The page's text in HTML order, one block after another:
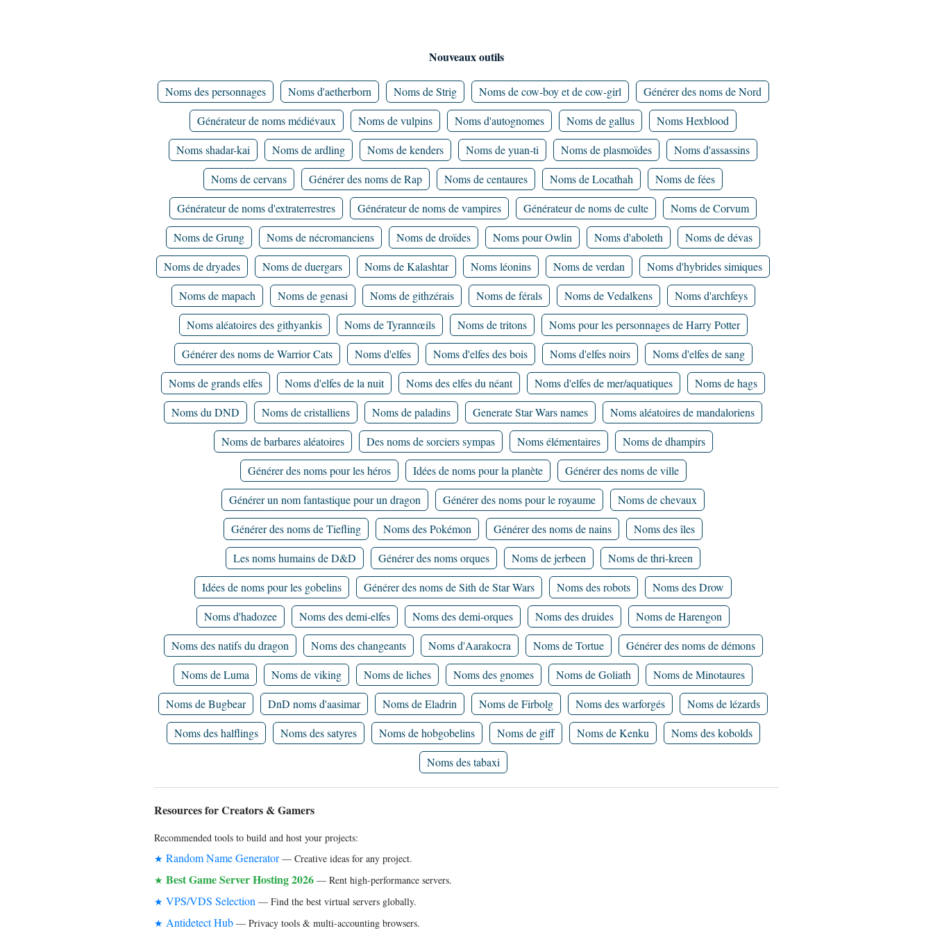
Nouveaux outils
Noms des personnages Noms d'aetherborn Noms de Strig Noms de cow-boy et de cow-girl
Générer des noms de Nord
Générateur de noms médiévaux
Noms de vulpins Noms d'autognomes Noms de gallus
Noms Hexblood
Noms shadar-kai
Noms de ardling Noms de kenders Noms de yuan-ti Noms de plasmoïdes
Noms d'assassins
Noms de cervans
Générer des noms de Rap Noms de centaures Noms de Locathah
Noms de fées
Générateur de noms d'extraterrestres
Générateur de noms de vampires Générateur de noms de culte
Noms de Corvum
Noms de Grung
Noms de nécromanciens Noms de droïdes Noms pour Owlin Noms d'aboleth
Noms de dévas
Noms de dryades
Noms de duergars Noms de Kalashtar Noms léonins Noms de verdan
Noms d'hybrides simiques
Noms de mapach
Noms de genasi Noms de githzérais Noms de férals Noms de Vedalkens
Noms d'archfeys
Noms aléatoires des githyankis
Noms de Tyrannœils Noms de tritons
Noms pour les personnages de Harry Potter
Générer des noms de Warrior Cats
Noms d'elfes Noms d'elfes des bois Noms d'elfes noirs
Noms d'elfes de sang
Noms de grands elfes
Noms d'elfes de la nuit Noms des elfes du néant Noms d'elfes de mer/aquatiques
Noms de hags
Noms du DND
Noms de cristalliens Noms de paladins Generate Star Wars names
Noms aléatoires de mandaloriens
Noms de barbares aléatoires
Des noms de sorciers sympas Noms élémentaires
Noms de dhampirs
Générer des noms pour les héros
Idées de noms pour la planète
Générer des noms de ville
Générer un nom fantastique pour un dragon
Générer des noms pour le royaume
Noms de chevaux
Générer des noms de Tiefling
Noms des Pokémon Générer des noms de nains
Noms des îles
Les noms humains de D&D
Générer des noms orques Noms de jerbeen
Noms de thri-kreen
Idées de noms pour les gobelins
Générer des noms de Sith de Star Wars Noms des robots
Noms des Drow
Noms d'hadozee
Noms des demi-elfes Noms des demi-orques Noms des druides
Noms de Harengon
Noms des natifs du dragon
Noms des changeants Noms d'Aarakocra Noms de Tortue
Générer des noms de démons
Noms de Luma
Noms de viking Noms de liches Noms des gnomes Noms de Goliath
Noms de Minotaures
Noms de Bugbear
DnD noms d'aasimar Noms de Eladrin Noms de Firbolg Noms des warforgés
Noms de lézards
Noms des halflings
Noms des satyres Noms de hobgobelins Noms de giff Noms de Kenku
Noms des kobolds
Noms des tabaxi
Resources for Creators & Gamers
Recommended tools to build and host your projects:
★ Random Name Generator— Creative ideas for any project.
★ Best Game Server Hosting 2026 — Rent high-performance servers.
★ VPS/VDS Selection — Find the best virtual servers globally.
★ Antidetect Hub — Privacy tools & multi-accounting browsers.